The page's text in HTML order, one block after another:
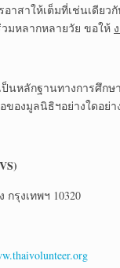
าสาให้เต็มที่เช่นเดีย
มหลากหลายวัย ขอให้
นหลักฐานทางการศึก
องมูลนิธิฯอย่างใดอย่า
รุงเทพฯ 10320